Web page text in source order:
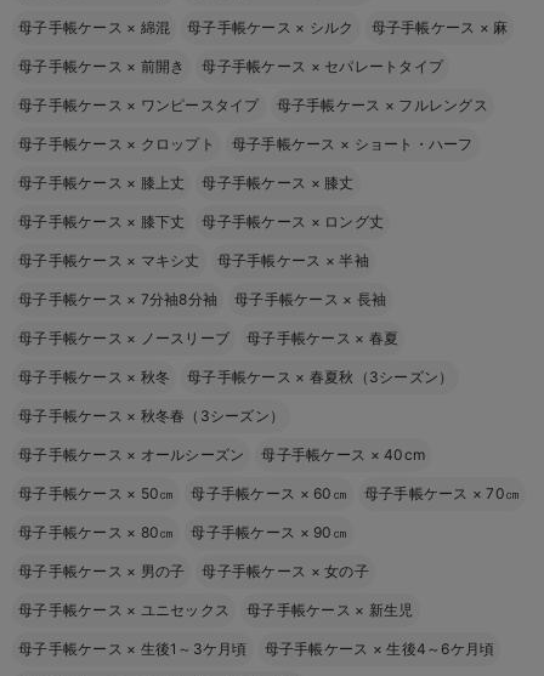
母子手帳ケース × 綿混 母子手帳ケース × シルク 母子手帳ケース × 麻
母子手帳ケース × 前開き 母子手帳ケース × セパレートタイプ
母子手帳ケース × ワンピースタイプ 母子手帳ケース × フルレングス
母子手帳ケース × クロップト 母子手帳ケース × ショート・ハーフ
母子手帳ケース × 膝上丈 母子手帳ケース × 膝丈
母子手帳ケース × 膝下丈 母子手帳ケース × ロング丈
母子手帳ケース × マキシ丈 母子手帳ケース ×半袖
母子手帳ケース × 7分袖8分袖 母子手帳ケース × 長袖
母子手帳ケース × ノースリーブ 母子手帳ケース × 春夏
母子手帳ケース × 秋冬 母子手帳ケース × 春夏秋（3シーズン）
母子手帳ケース × 秋冬春（3シーズン）
母子手帳ケース × オールシーズン 母子手帳ケース ×40cm
母子手帳ケース × 50㎝ 母子手帳ケース × 60㎝ 母子手帳ケース ×70㎝
母子手帳ケース × 80㎝ 母子手帳ケース × 90㎝
母子手帳ケース × 男の子 母子手帳ケース ×女の子
母子手帳ケース × ユニセックス 母子手帳ケース × 新生児
母子手帳ケース × 生後1～3ケ月頃 母子手帳ケース ×生後4～6ケ月頃